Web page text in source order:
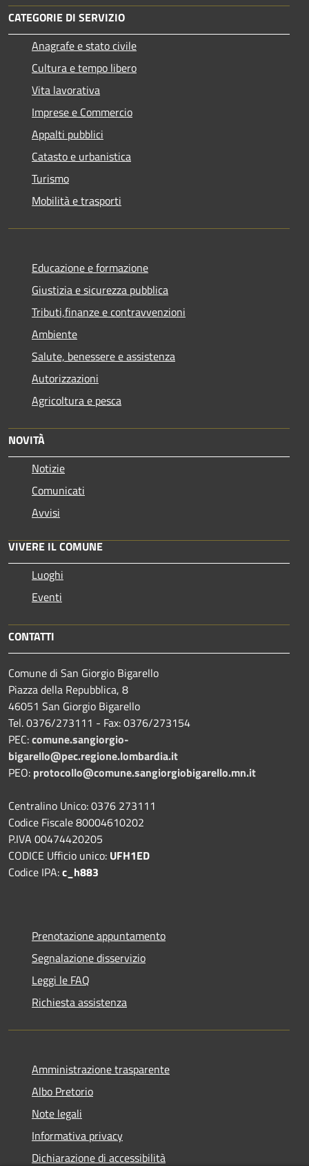
CATEGORIE DI SERVIZIO
Anagrafe e stato civile
Cultura e tempo libero
Vita lavorativa
Imprese e Commercio
Appalti pubblici
Catasto e urbanistica
Turismo
Mobilità e trasporti
Educazione e formazione
Giustizia e sicurezza pubblica
Tributi,finanze e contravvenzioni
Ambiente
Salute, benessere e assistenza
Autorizzazioni
Agricoltura e pesca
NOVITÀ
Notizie
Comunicati
Avvisi
VIVERE IL COMUNE
Luoghi
Eventi
CONTATTI
Comune di San Giorgio Bigarello
Piazza della Repubblica, 8
46051 San Giorgio Bigarello
Tel. 0376/273111 - Fax: 0376/273154
PEC:comune.sangiorgio-
bigarello@pec.regione.lombardia.it
PEO: protocollo@comune.sangiorgiobigarello.mn.it
Centralino Unico: 0376 273111
Codice Fiscale 80004610202
P.IVA 00474420205
CODICE Ufficio unico: UFH1ED
Codice IPA:c_h883
Prenotazione appuntamento
Segnalazione disservizio
Leggi le FAQ
Richiesta assistenza
Amministrazione trasparente
Albo Pretorio
Note legali
Informativa privacy
Dichiarazione di accessibilità